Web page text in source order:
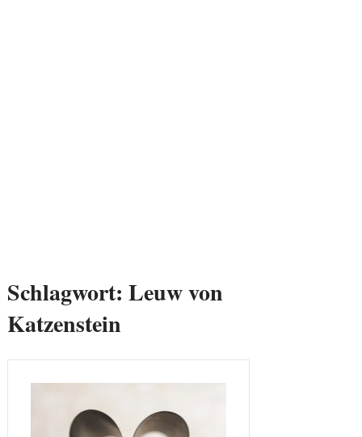
Schlagwort: Leuw von
Katzenstein